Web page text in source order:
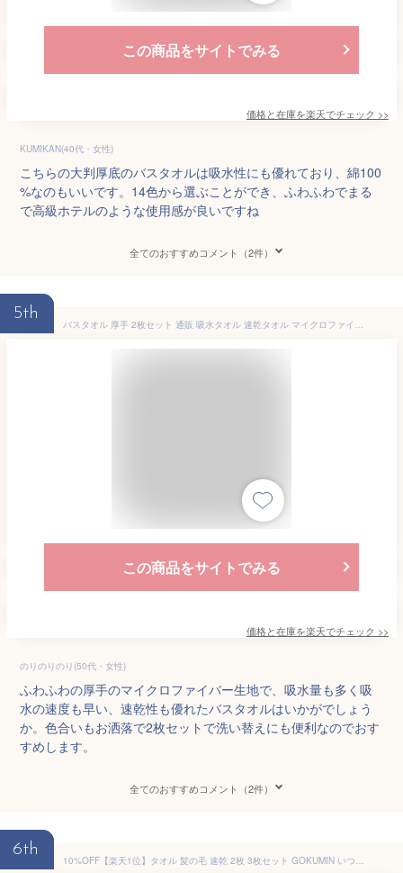
この商品をサイトでみる
価格と在庫を楽天でチェック >>
KUMIKAN(40代・女性)
こちらの大判厚底のバスタオルは吸水性にも優れており、綿100
%なのもいいです。14色から選ぶことができ、ふわふわでまる
で高級ホテルのような使用感が良いですね
全てのおすすめコメント（2件）
5th
バスタオル 厚手 2枚セット 通販 吸水タオル 速乾タオル マイクロファイバー carari カラリ おしゃれ シンプル 無地 吸水 速乾 ふわふわ ふかふか やわらか お風呂 洗面 プール ジム スイミング 水泳 タオル
この商品をサイトでみる
価格と在庫を楽天でチェック >>
のりのりのり(50代・女性)
ふわふわの厚手のマイクロファイバー生地で、吸水量も多く吸
水の速度も早い、速乾性も優れたバスタオルはいかがでしょう
か。色合いもお洒落で2枚セットで洗い替えにも便利なのでおす
すめします。
全てのおすすめコメント（2件）
6th
10%OFF【楽天1位】タオル 髪の毛 速乾 2枚 3枚セット GOKUMIN いつもの神タオル フェイスタオル バスタオル | ギフト おしゃれ フェイスタオル バスタオル 厚手 吸水速乾 甘撚り 軽量 綿 100% GOKUMIN ホテル仕様 軽量 吸水 セット 吸収性 高吸水 丈夫 ヘアドライ